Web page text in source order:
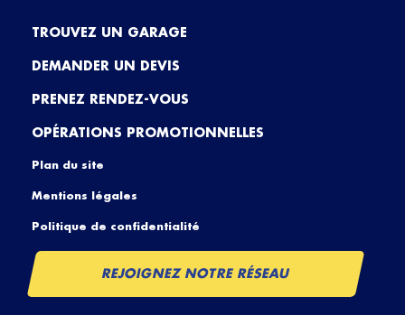
TROUVEZ UN GARAGE
DEMANDER UN DEVIS
PRENEZ RENDEZ-VOUS
OPÉRATIONS PROMOTIONNELLES
Plan du site
Mentions légales
Politique de confidentialité
REJOIGNEZ NOTRE RÉSEAU